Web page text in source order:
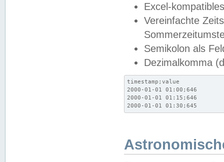
Excel-
Vereinfachte
Semikolon als
Dezimalkomma
timestamp;value
2000-01-01 01:00;646
2000-01-01 01:15;646
2000-01-01 01:30;645